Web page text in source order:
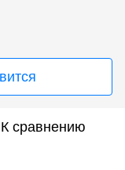
К сравнению